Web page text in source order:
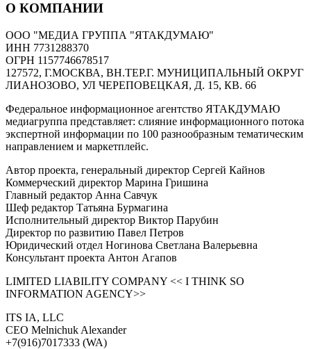
О КОМПАНИИ
ООО "МЕДИА ГРУППА "ЯТАКДУМАЮ"
ИНН 7731288370
ОГРН 1157746678517
127572, Г.МОСКВА, ВН.ТЕР.Г. МУНИЦИПАЛЬНЫЙ ОКРУГ
ЛИАНОЗОВО, УЛ ЧЕРЕПОВЕЦКАЯ, Д. 15, КВ. 66
Федеральное информационное агентство ЯТАКДУМАЮ
медиагруппа представляет: слияние информационного потока
экспертной информации по 100 разнообразным тематическим
направлением и маркетплейс.
Автор проекта, генеральный директор Сергей Кайнов
Коммерческий директор Марина Гришина
Главный редактор Анна Савчук
Шеф редактор Татьяна Бурмагина
Исполнительный директор Виктор Парубин
Директор по развитию Павел Петров
Юридический отдел Ногинова Светлана Валерьевна
Консультант проекта Антон Агапов
LIMITED LIABILITY COMPANY << I THINK SO
INFORMATION AGENCY>>
ITS IA, LLC
CEO Melnichuk Alexander
+7(916)7017333 (WA)